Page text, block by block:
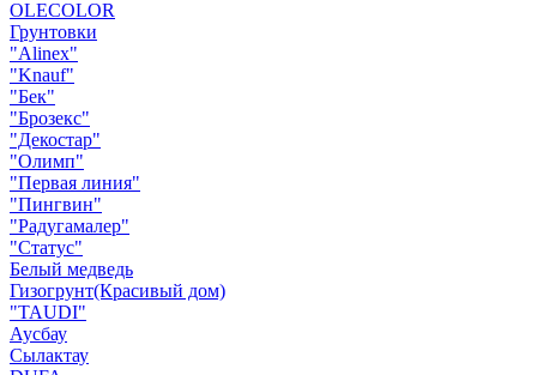
OLECOLOR
Грунтовки
"Alinex"
"Knauf"
"Бек"
"Брозекс"
"Декостар"
"Олимп"
"Первая линия"
"Пингвин"
"Радугамалер"
"Статус"
Белый медведь
Гизогрунт(Красивый дом)
"TAUDI"
Аусбау
Сылактау